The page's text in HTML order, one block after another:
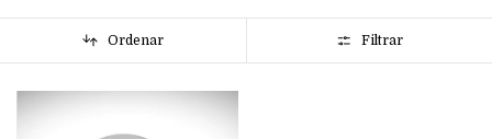
Ordenar Filtrar